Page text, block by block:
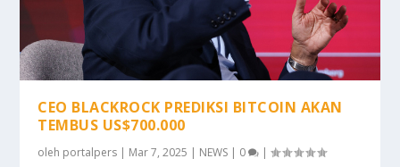
CEO BLACKROCK PREDIKSI BITCOIN AKAN
TEMBUS US$700.000
oleh portalpers | Mar 7, 2025 | NEWS | 0 |